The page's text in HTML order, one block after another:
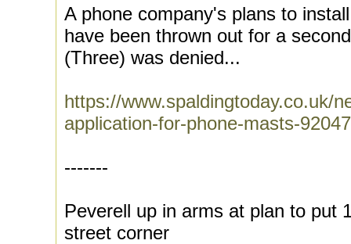
A phone company's plans to
have been thrown out for a
(Three) was denied...
https://www.spaldingtoday.co.uk/
application-for-phone-masts-
-------
Peverell up in arms at plan to put
street corner